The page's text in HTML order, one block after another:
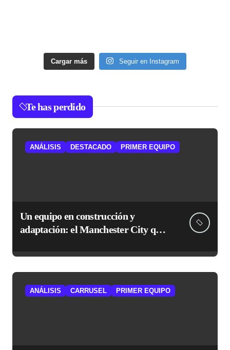
Cargar más Seguir en Instagram
Te has perdido
ANÁLISIS DESTACADO PRIMER EQUIPO
Un equipo en construcción y
adaptación: el Manchester City que
ANÁLISIS CARRUSEL PRIMER EQUIPO